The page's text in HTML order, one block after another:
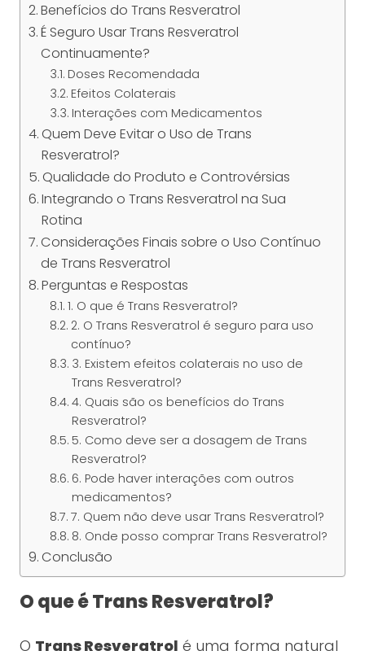
Benefícios do Trans Resveratrol
É Seguro Usar Trans Resveratrol
Continuamente?
Doses Recomendada
Efeitos Colaterais
Interações com Medicamentos
Quem Deve Evitar o Uso de Trans
Resveratrol?
Qualidade do Produto e Controvérsias
Integrando o Trans Resveratrol na Sua
Rotina
Considerações Finais sobre o Uso Contínuo
de Trans Resveratrol
Perguntas e Respostas
1. O que é Trans Resveratrol?
2. O Trans Resveratrol é seguro para uso
contínuo?
3. Existem efeitos colaterais no uso de
Trans Resveratrol?
4. Quais são os benefícios do Trans
Resveratrol?
5. Como deve ser a dosagem de Trans
Resveratrol?
6. Pode haver interações com outros
medicamentos?
7. Quem não deve usar Trans Resveratrol?
8. Onde posso comprar Trans Resveratrol?
Conclusão
O que é Trans Resveratrol?
O Trans Resveratrol é uma forma natural